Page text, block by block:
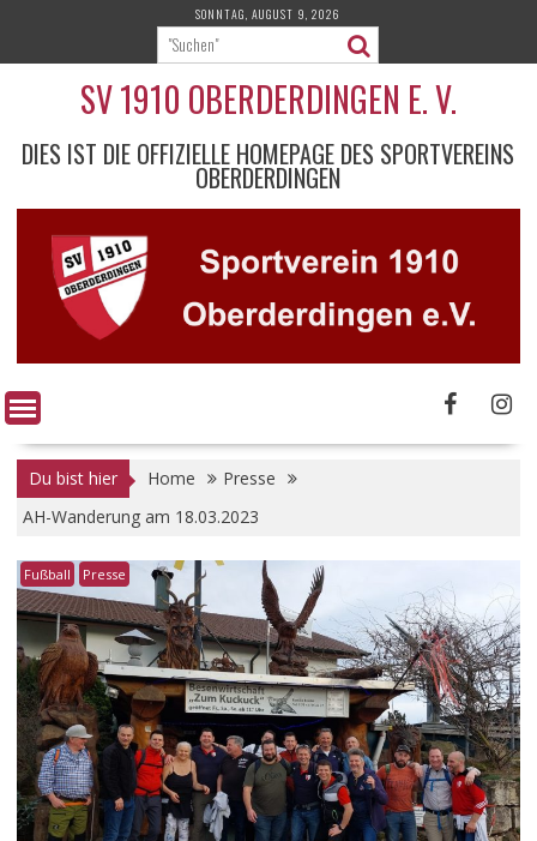
content
SONNTAG, AUGUST 9, 2026
SV 1910 OBERDERDINGEN E. V.
DIES IST DIE OFFIZIELLE HOMEPAGE DES SPORTVEREINS
OBERDERDINGEN
Du bist hier Home
Presse
AH-Wanderung am 18.03.2023
Fußball Presse